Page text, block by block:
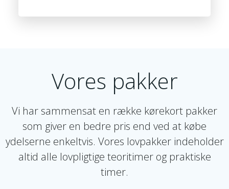
Vores pakker
Vi har sammensat en række kørekort pakker
som giver en bedre pris end ved at købe
ydelserne enkeltvis. Vores lovpakker indeholder
altid alle lovpligtige teoritimer og praktiske
timer.